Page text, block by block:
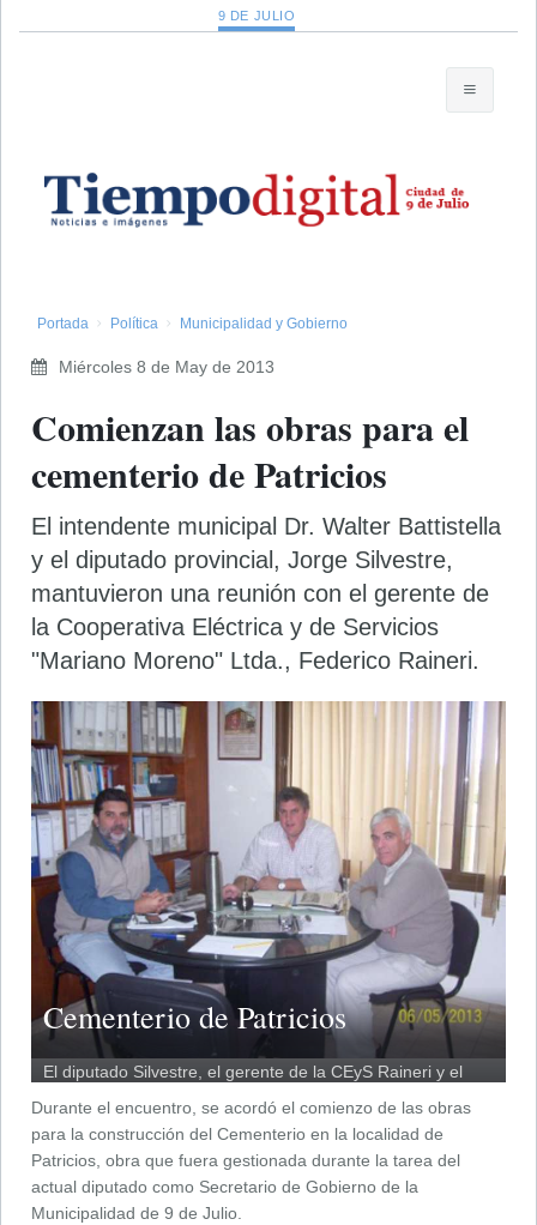
9 DE JULIO
Portada Política Municipalidad y Gobierno
Miércoles 8 de May de 2013
Comienzan las obras para el
cementerio de Patricios
El intendente municipal Dr. Walter Battistella
y el diputado provincial, Jorge Silvestre,
mantuvieron una reunión con el gerente de
la Cooperativa Eléctrica y de Servicios
"Mariano Moreno" Ltda., Federico Raineri.
Cementerio de Patricios
El diputado Silvestre, el gerente de la CEyS Raineri y el
intendente Battistella.
Durante el encuentro, se acordó el comienzo de las obras
para la construcción del Cementerio en la localidad de
Patricios, obra que fuera gestionada durante la tarea del
actual diputado como Secretario de Gobierno de la
Municipalidad de 9 de Julio.